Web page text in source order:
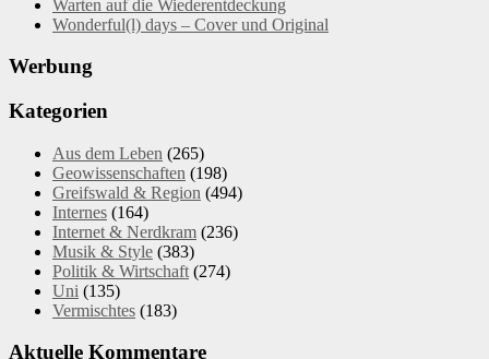
Warten auf die Wiederentdeckung
Wonderful(l) days – Cover und Original
Werbung
Kategorien
Aus dem Leben (265)
Geowissenschaften (198)
Greifswald & Region (494)
Internes (164)
Internet & Nerdkram (236)
Musik & Style (383)
Politik & Wirtschaft (274)
Uni (135)
Vermischtes (183)
Aktuelle Kommentare